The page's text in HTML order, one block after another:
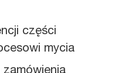
części
mycia